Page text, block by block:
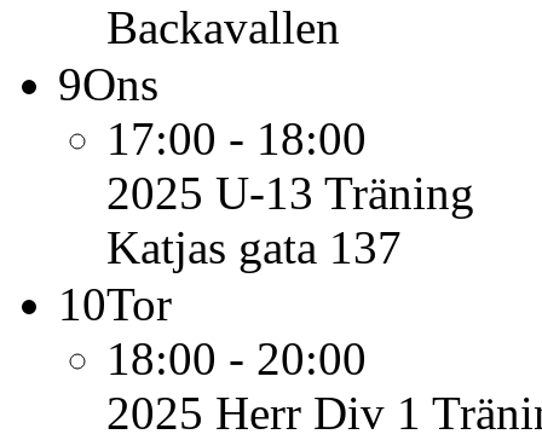
Backavallen
9Ons
17:00 - 18:00
2025 U-13 Träning
Katjas gata 137
10Tor
18:00 - 20:00
2025 Herr Div 1